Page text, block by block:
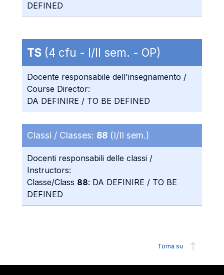
DEFINED
TS (4 cfu - I/II sem. - OP)
Docente responsabile dell'insegnamento /
Course Director:
DA DEFINIRE / TO BE DEFINED
Classi / Classes: 88 (I/II sem.)
Docenti responsabili delle classi /
Instructors:
Classe/Class 88: DA DEFINIRE / TO BE
DEFINED
Torna su